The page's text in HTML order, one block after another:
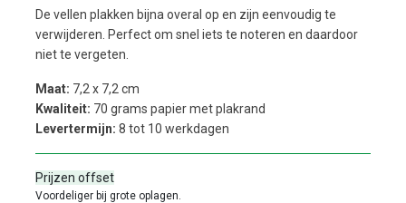
De vellen plakken bijna overal op en zijn eenvoudig te
verwijderen. Perfect om snel iets te noteren en daardoor
niet te vergeten.
Maat: 7,2 x 7,2 cm
Kwaliteit: 70 grams papier met plakrand
Levertermijn: 8 tot 10 werkdagen
Prijzen offset
Voordeliger bij grote oplagen.